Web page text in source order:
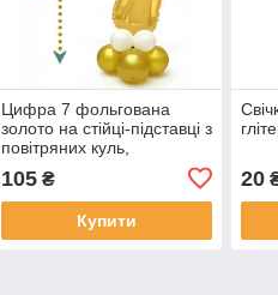
Цифра 7 фольгована
золото на стійці-підставці з
повітряних куль,
105₴
Купити
20